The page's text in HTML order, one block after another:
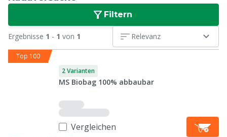
Filtern
Ergebnisse 1 - 1 von 1 Relevanz
Top 100
2 Varianten
MS Biobag 100% abbaubar
Vergleichen